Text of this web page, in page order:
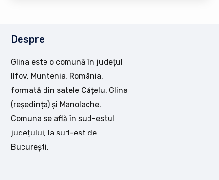
Despre
Glina este o comună în județul
Ilfov, Muntenia, România,
formată din satele Cățelu, Glina
(reședința) și Manolache.
Comuna se află în sud-estul
județului, la sud-est de
București.